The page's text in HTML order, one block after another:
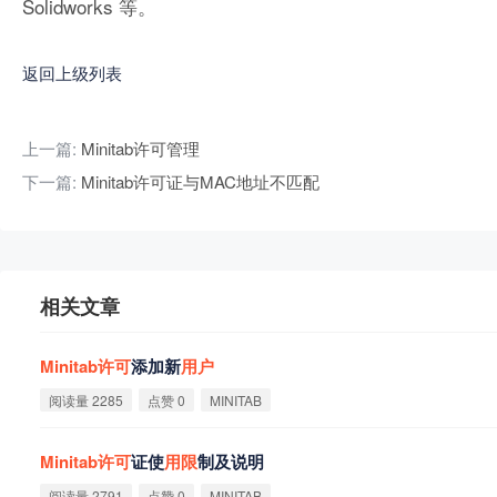
Solidworks 等。
返回上级列表
上一篇: Minitab许可管理
下一篇: Minitab许可证与MAC地址不匹配
相关文章
Minitab许可添加新用户
阅读量 2285 点赞 0 MINITAB
Minitab许可证使用限制及说明